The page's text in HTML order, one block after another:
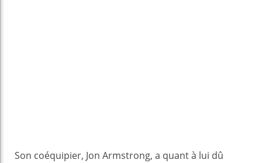
Son coéquipier, Jon Armstrong, a quant à lui dû